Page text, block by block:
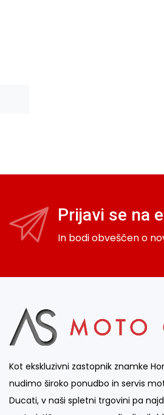
Prijavi se na
In bodi obveščen o
Kot ekskluzivni zastopnik znamke
nudimo široko ponudbo in servis
Ducati, v naši spletni trgovini pa